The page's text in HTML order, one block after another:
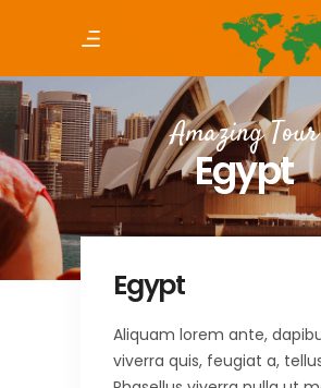
Amazing Tour
Egypt
Egypt
Aliquam lorem ante,
viverra quis, feugiat a,